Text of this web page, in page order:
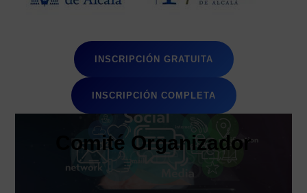
INSCRIPCIÓN GRATUITA
INSCRIPCIÓN COMPLETA
Comité Organizador